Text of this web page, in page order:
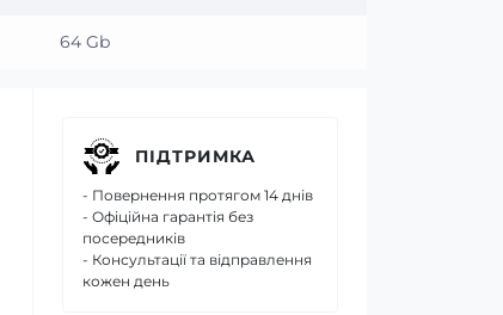
64 Gb
ПІДТРИМКА
- Повернення протягом 14 днів
- Офіційна гарантія без
посередників
- Консультації та відправлення
кожен день